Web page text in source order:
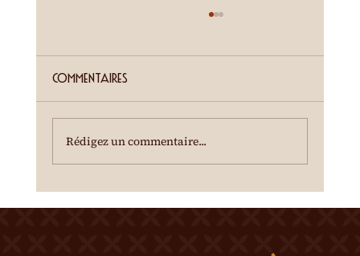
Cour de la Ferme du Château Mercier
Entrée gratuite Restauration dès 19h00
Commentaires
Rédigez un commentaire...